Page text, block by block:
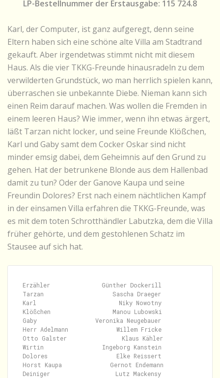
LP-Bestellnummer der Erstausgabe: 115 724.8
Karl, der Computer, ist ganz aufgeregt, denn seine
Eltern haben sich eine schöne alte Villa am Stadtrand
gekauft. Aber irgendetwas stimmt nicht mit diesem
Haus. Als die vier TKKG-Freunde hinausradeln zu dem
verwilderten Grundstück, wo man herrlich spielen kann,
überraschen sie unbekannte Diebe. Nieman kann sich
einen Reim darauf machen. Was wollen die Fremden in
einem leeren Haus? Wie immer, wenn ihn etwas ärgert,
läßt Tarzan nicht locker, und seine Freunde Klößchen,
Karl und Gaby samt dem Cocker Oskar sind nicht
minder emsig dabei, dem Geheimnis auf den Grund zu
gehen. Hat der betrunkene Blonde aus dem Hallenbad
damit zu tun? Oder der Ganove Kaupa und seine
Freundin Dolores? Erst nach einem nächtlichen Kampf
in der einsamen Villa erfahren die TKKG-Freunde, was
es mit dem toten Schrotthändler Labutzka, dem die Villa
früher gehörte, und dem gestohlenen Schatz im
Stausee auf sich hat.
Erzähler               Günther Dockerill
Tarzan                    Sascha Draeger
Karl                        Niky Nowotny
Klößchen                  Manou Lubowski
Gaby                 Veronika Neugebauer
Herr Adelmann              Willem Fricke
Otto Galster                Klaus Kähler
Wirtin                 Ingeborg Kanstein
Dolores                    Elke Reissert
Horst Kaupa              Gernot Endemann
Deiniger                   Lutz Mackensy